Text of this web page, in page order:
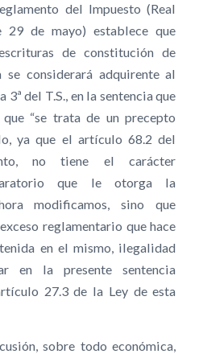
del Impuesto (Real
29 de mayo) establece que
de constitución de
se considerará adquirente al
3ª del T.S., en la sentencia que
que “se trata de un precepto
ya que el artículo 68.2 del
no tiene el carácter
que le otorga la
modificamos, sino que
reglamentario que hace
en el mismo, ilegalidad
en la presente sentencia
27.3 de la Ley de esta
sobre todo económica,